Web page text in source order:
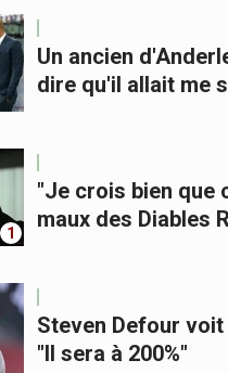
Un ancien
dire qu'il allait me
1
"Je crois bien que
maux des Diables
Steven Defour
"Il sera à 200%"